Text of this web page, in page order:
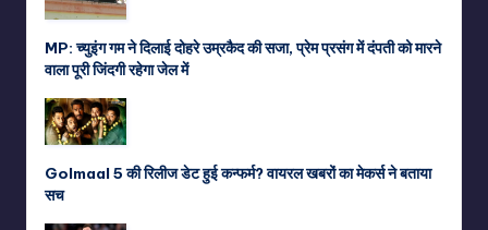
MP: च्युइंग गम ने दिलाई दोहरे उम्रकैद की सजा, प्रेम प्रसंग में दंपती को मारने
वाला पूरी जिंदगी रहेगा जेल में
Golmaal 5 की रिलीज डेट हुई कन्फर्म? वायरल खबरों का मेकर्स ने बताया
सच